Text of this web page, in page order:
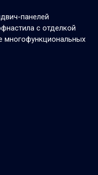
панелей
с отделкой
многофункциональных